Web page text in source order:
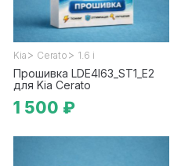
Kia > Cerato > 1.6 i
Прошивка LDE4I63_ST1_E2
для Kia Cerato
1 500 ₽